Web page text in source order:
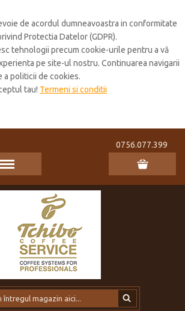
de acordul dumneavoastra in conformitate
Protectia Datelor (GDPR).
tehnologii precum cookie-urile pentru a vă
pe site-ul nostru. Continuarea navigarii
a politicii de cookies.
tau! Termeni si conditii
0756.077.399